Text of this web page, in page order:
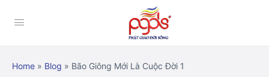
Home » Blog » Bão Giông Mới Là Cuộc Đời 1